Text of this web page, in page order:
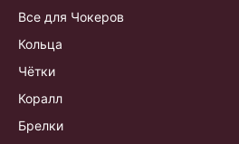
Все для Чокеров
Кольца
Чётки
Коралл
Брелки